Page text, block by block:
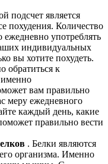
подсчет является
похудения. Количество
ежедневно употреблять
индивидуальных
вы хотите похудеть.
обратиться к
вам правильно
меру ежедневного
каждый день, какие
правильно вести
. Белки являются
организма. Именно